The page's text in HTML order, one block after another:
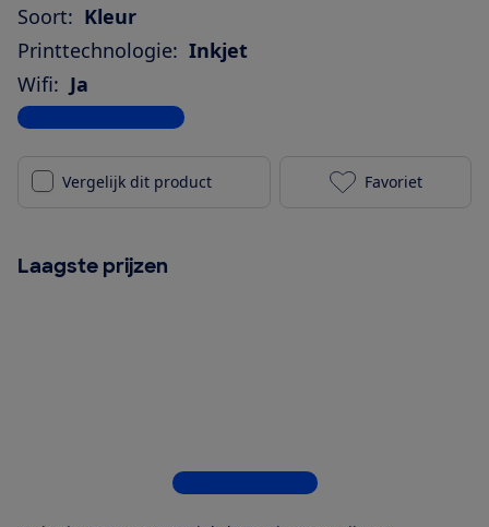
Soort: Kleur
Printtechnologie: Inkjet
Wifi: Ja
Bekijk alle specificaties
Vergelijk dit product Epson
Favoriet
Laagste prijzen
Bekijk alle 7 winkels